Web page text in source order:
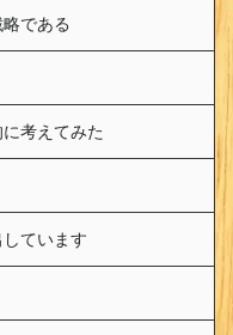
である
考えてみた
ています